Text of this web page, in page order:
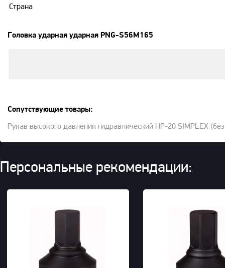
Страна
Головка ударная ударная PNG-S56M165
Сопутствующие товары:
Рукав высокого давления гидравлический HP-20 SIMPLEX
Персональные рекомендации: